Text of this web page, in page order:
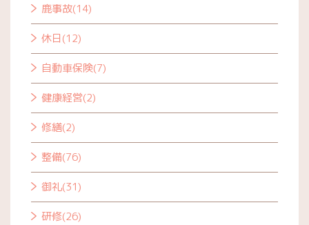
鹿事故(14)
休日(12)
自動車保険(7)
健康経営(2)
修繕(2)
整備(76)
御礼(31)
研修(26)